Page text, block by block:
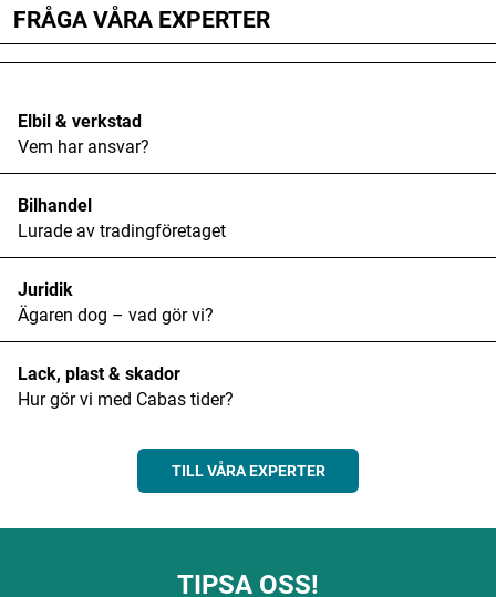
FRÅGA VÅRA EXPERTER
Elbil & verkstad
Vem har ansvar?
Bilhandel
Lurade av tradingföretaget
Juridik
Ägaren dog – vad gör vi?
Lack, plast & skador
Hur gör vi med Cabas tider?
TILL VÅRA EXPERTER
TIPSA OSS!